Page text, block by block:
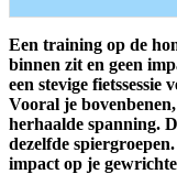
Een training op de
binnen zit en geen
een stevige
Vooral je
herhaalde spanning.
dezelfde
impact op je